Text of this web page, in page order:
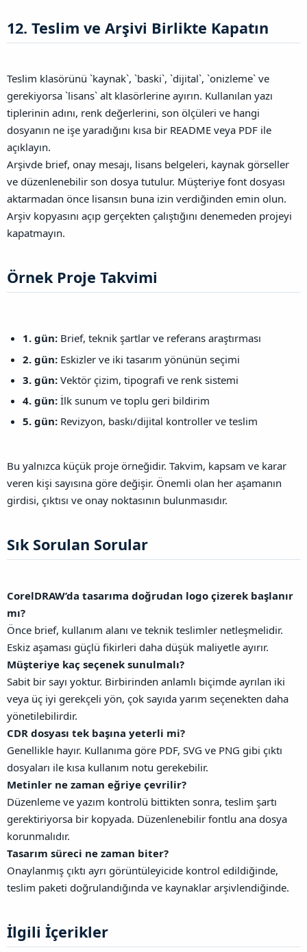
12. Teslim ve Arşivi Birlikte Kapatın​
Teslim klasörünü `kaynak`, `baski`, `dijital`, `onizleme` ve
gerekiyorsa `lisans` alt klasörlerine ayırın. Kullanılan yazı
tiplerinin adını, renk değerlerini, son ölçüleri ve hangi
dosyanın ne işe yaradığını kısa bir README veya PDF ile
açıklayın.
Arşivde brief, onay mesajı, lisans belgeleri, kaynak görseller
ve düzenlenebilir son dosya tutulur. Müşteriye font dosyası
aktarmadan önce lisansın buna izin verdiğinden emin olun.
Arşiv kopyasını açıp gerçekten çalıştığını denemeden projeyi
kapatmayın.
Örnek Proje Takvimi​
1. gün: Brief, teknik şartlar ve referans araştırması
2. gün: Eskizler ve iki tasarım yönünün seçimi
3. gün: Vektör çizim, tipografi ve renk sistemi
4. gün: İlk sunum ve toplu geri bildirim
5. gün: Revizyon, baskı/dijital kontroller ve teslim
Bu yalnızca küçük proje örneğidir. Takvim, kapsam ve karar
veren kişi sayısına göre değişir. Önemli olan her aşamanın
girdisi, çıktısı ve onay noktasının bulunmasıdır.
Sık Sorulan Sorular​
CorelDRAW’da tasarıma doğrudan logo çizerek başlanır
mı?
Önce brief, kullanım alanı ve teknik teslimler netleşmelidir.
Eskiz aşaması güçlü fikirleri daha düşük maliyetle ayırır.
Müşteriye kaç seçenek sunulmalı?
Sabit bir sayı yoktur. Birbirinden anlamlı biçimde ayrılan iki
veya üç iyi gerekçeli yön, çok sayıda yarım seçenekten daha
yönetilebilirdir.
CDR dosyası tek başına yeterli mi?
Genellikle hayır. Kullanıma göre PDF, SVG ve PNG gibi çıktı
dosyaları ile kısa kullanım notu gerekebilir.
Metinler ne zaman eğriye çevrilir?
Düzenleme ve yazım kontrolü bittikten sonra, teslim şartı
gerektiriyorsa bir kopyada. Düzenlenebilir fontlu ana dosya
korunmalıdır.
Tasarım süreci ne zaman biter?
Onaylanmış çıktı ayrı görüntüleyicide kontrol edildiğinde,
teslim paketi doğrulandığında ve kaynaklar arşivlendiğinde.
İlgili İçerikler​